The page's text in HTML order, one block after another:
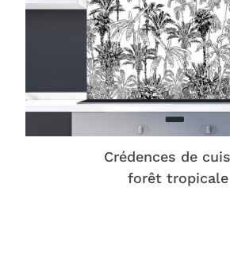
Crédences de
forêt tropicale